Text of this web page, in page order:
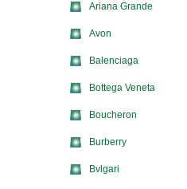
Ariana Grande
Avon
Balenciaga
Bottega Veneta
Boucheron
Burberry
Bvlgari